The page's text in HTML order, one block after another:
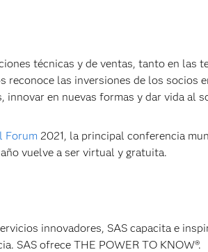
técnicas y de ventas, tanto en las
reconoce las inversiones de los socios
en nuevas formas y dar vida al
Forum 2021, la principal conferencia
vuelve a ser virtual y gratuita.
innovadores, SAS capacita e
SAS ofrece THE POWER TO KNOW®.